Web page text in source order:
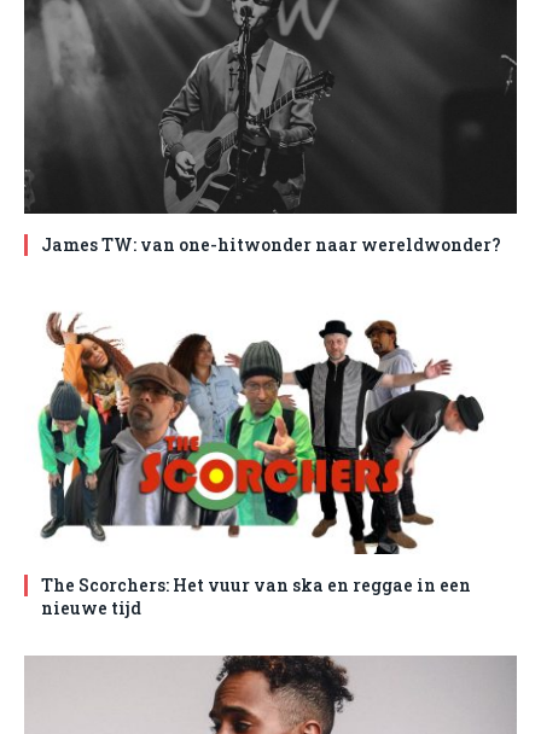
James TW: van one-hitwonder naar wereldwonder?
The Scorchers: Het vuur van ska en reggae in een
nieuwe tijd